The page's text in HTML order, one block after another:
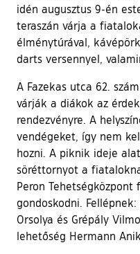
idén augusztus 9-én
teraszán várja a
élménytúrával,
darts versennyel,
A Fazekas utca 62.
várják a diákok az
rendezvényre. A
vendégeket, így nem
hozni. A piknik ideje
söréttornyot a
Peron
gondoskodni.
Orsolya és Grépály
lehetőség Hermann